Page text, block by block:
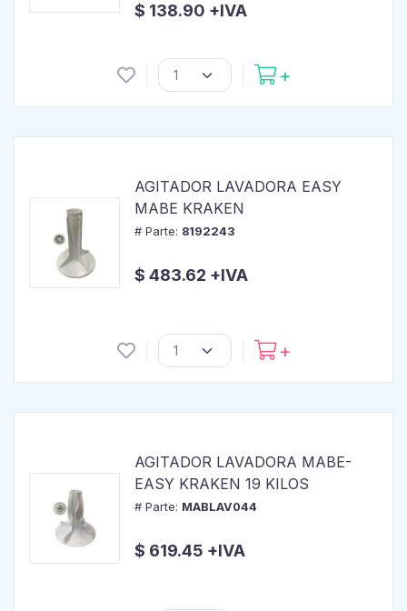
$ 138.90 +IVA
AGITADOR LAVADORA EASY
MABE KRAKEN
# Parte: 8192243
$ 483.62 +IVA
AGITADOR LAVADORA MABE-
EASY KRAKEN 19 KILOS
# Parte: MABLAV044
$ 619.45 +IVA